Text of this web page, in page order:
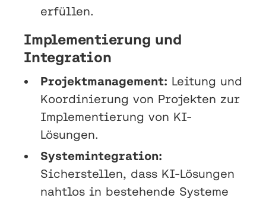
erfüllen.
Implementierung und
Integration
Projektmanagement: Leitung und
Koordinierung von Projekten zur
Implementierung von KI-
Lösungen.
Systemintegration:
Sicherstellen, dass KI-Lösungen
nahtlos in bestehende Systeme